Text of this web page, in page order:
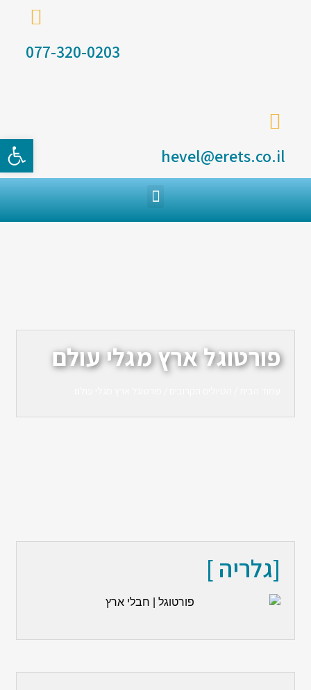
077-320-0203
hevel@erets.co.il
פורטוגל ארץ מגלי עולם
[גלריה ]
פתח